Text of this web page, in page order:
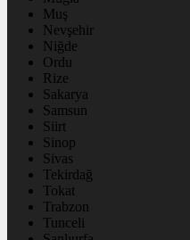
Muş
Nevşehir
Niğde
Ordu
Rize
Sakarya
Samsun
Siirt
Sinop
Sivas
Tekirdağ
Tokat
Trabzon
Tunceli